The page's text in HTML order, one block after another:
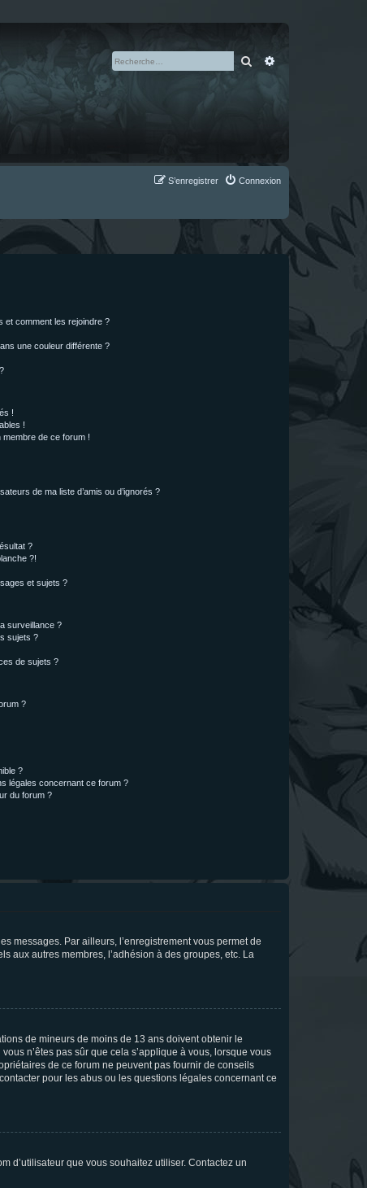
Rechercher
Connexion
S’enregistrer
et comment les rejoindre ?
une couleur différente ?
!
!
membre de ce forum !
de ma liste d’amis ou d’ignorés ?
?
?!
et sujets ?
surveillance ?
sujets ?
de sujets ?
?
?
légales concernant ce forum ?
du forum ?
messages. Par ailleurs, l’enregistrement vous permet de
aux autres membres, l’adhésion à des groupes, etc. La
de mineurs de moins de 13 ans doivent obtenir le
n’êtes pas sûr que cela s’applique à vous, lorsque vous
de ce forum ne peuvent pas fournir de conseils
pour les abus ou les questions légales concernant ce
d’utilisateur que vous souhaitez utiliser. Contactez un